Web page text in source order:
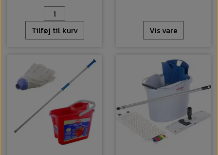
Tilføj til kurv Vis vare